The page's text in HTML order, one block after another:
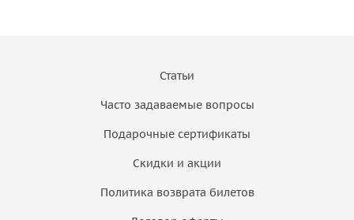
Статьи
Часто задаваемые вопросы
Подарочные сертификаты
Скидки и акции
Политика возврата билетов